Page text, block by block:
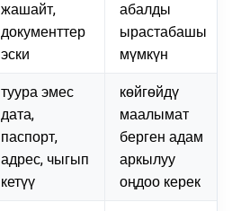
жашайт,
документтер
эски
абалды
ырастабашы
мүмкүн
туура эмес
дата,
паспорт,
адрес, чыгып
кетүү
көйгөйдү
маалымат
берген адам
аркылуу
оңдоо керек